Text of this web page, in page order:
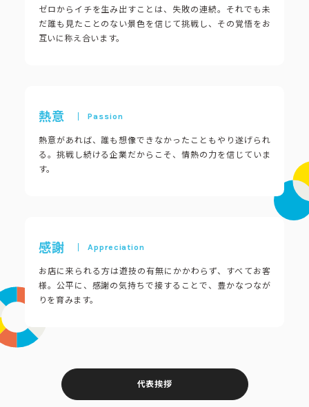
企業・団体向け募集情報
eco10プロジェクト
IR情報
公式アカウント一覧
ゼロからイチを生み出すことは、失敗の連続。それでも未
だ誰も見たことのない景色を信じて挑戦し、その覚悟をお
互いに称え合います。
熱意
熱意があれば、誰も想像できなかったこともやり遂げられ
る。挑戦し続ける企業だからこそ、情熱の力を信じていま
す。
感謝
お店に来られる方は遊技の有無にかかわらず、すべてお客
様。公平に、感謝の気持ちで接することで、豊かなつなが
りを育みます。
代表挨拶